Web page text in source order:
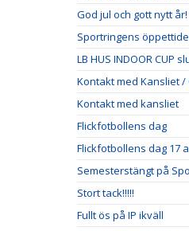
God jul och gott nytt år!
Sportringens
LB HUS INDOOR CUP
Kontakt med Kansliet /
Kontakt med kansliet
Flickfotbollens dag
Flickfotbollens dag 17
Semesterstängt på
Stort tack!!!!!
Fullt ös på IP ikväll